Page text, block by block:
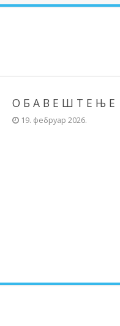
О Б А В Е Ш Т Е Њ Е
19. фебруар 2026.